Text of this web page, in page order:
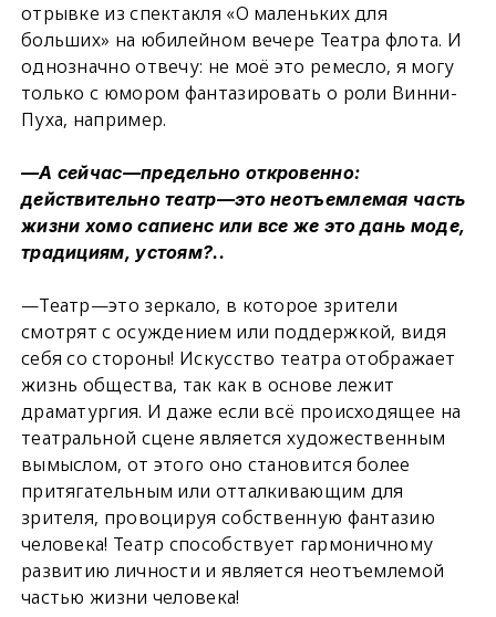
отрывке из спектакля «О маленьких для
больших» на юбилейном вечере Театра флота. И
однозначно отвечу: не моё это ремесло, я могу
только с юмором фантазировать о роли Винни-
Пуха, например.
—А сейчас—предельно откровенно:
действительно театр—это неотъемлемая часть
жизни хомо сапиенс или все же это дань моде,
традициям, устоям?..
—Театр—это зеркало, в которое зрители
смотрят с осуждением или поддержкой, видя
себя со стороны! Искусство театра отображает
жизнь общества, так как в основе лежит
драматургия. И даже если всё происходящее на
театральной сцене является художественным
вымыслом, от этого оно становится более
притягательным или отталкивающим для
зрителя, провоцируя собственную фантазию
человека! Театр способствует гармоничному
развитию личности и является неотъемлемой
частью жизни человека!